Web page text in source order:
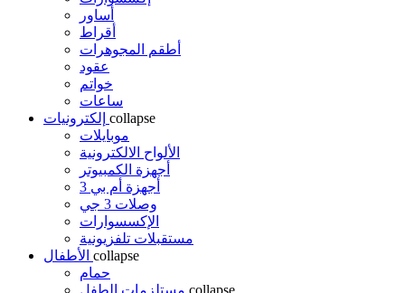
أساور
أقراط
أطقم المجوهرات
عقود
خواتم
ساعات
إلكترونيات collapse
موبايلات
الألواح الالكترونية
أجهزة الكمبيوتر
أجهزة أم بي 3
وصلات 3 جي
الإكسسوارات
مستقبلات تلفزيونية
الأطفال collapse
حمام
مستلزمات الطفل collapse